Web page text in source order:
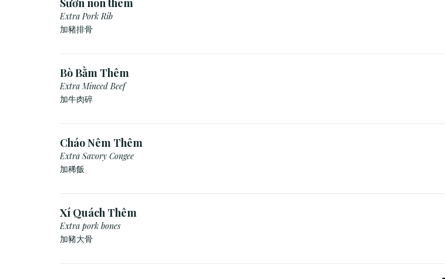
Extra Pork Rib
加豬排骨
Bò Bằm Thêm
Extra Minced Beef
加牛肉碎
Cháo Nêm Thêm
Extra Savory Congee
加稀飯
Xí Quách Thêm
Extra pork bones
加豬大骨